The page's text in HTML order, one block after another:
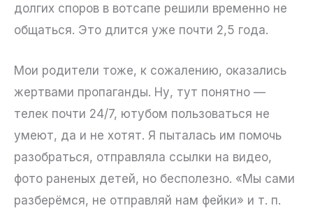
долгих споров в вотсапе решили временно не
общаться. Это длится уже почти 2,5 года.
Мои родители тоже, к сожалению, оказались
жертвами пропаганды. Ну, тут понятно —
телек почти 24/7, ютубом пользоваться не
умеют, да и не хотят. Я пыталась им помочь
разобраться, отправляла ссылки на видео,
фото раненых детей, но бесполезно. «Мы сами
разберёмся, не отправляй нам фейки» и т. п.